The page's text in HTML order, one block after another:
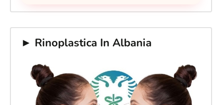
► Rinoplastica In Albania